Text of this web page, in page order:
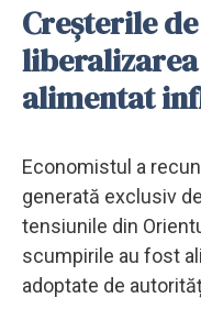
Creșterile
alimentat
Economistul a
generată exclusiv
tensiunile din
scumpirile au fost
adoptate de